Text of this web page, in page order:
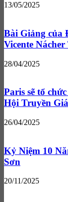
13/05/2025
Bài Giảng của
Vicente
28/04/2025
Paris sẽ tổ
Hội Truyền
26/04/2025
Kỷ Niệm 10
Sơn
20/11/2025